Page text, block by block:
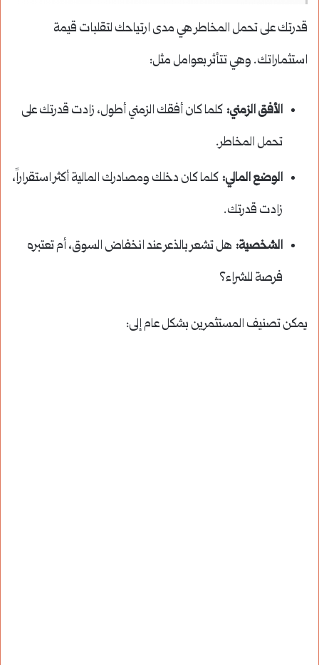
قدرتك على تحمل المخاطر هي مدى ارتياحك لتقلبات قيمة
استثماراتك. وهي تتأثر بعوامل مثل:
الأفق الزمني: كلما كان أفقك الزمني أطول، زادت قدرتك على
تحمل المخاطر.
الوضع المالي: كلما كان دخلك ومصادرك المالية أكثر استقراراً،
زادت قدرتك.
الشخصية: هل تشعر بالذعر عند انخفاض السوق، أم تعتبره
فرصة للشراء؟
يمكن تصنيف المستثمرين بشكل عام إلى: